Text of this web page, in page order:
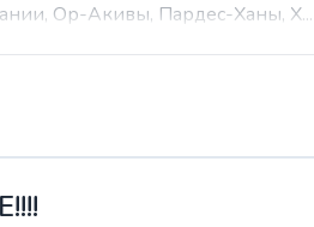
Ор-Акивы, Пардес-Ханы, Х...